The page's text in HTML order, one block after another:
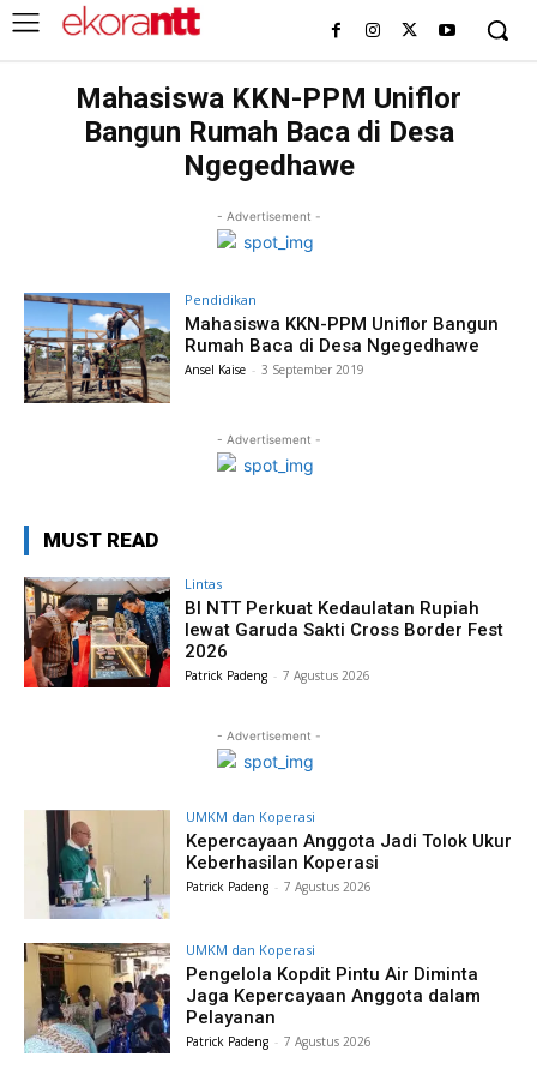
Mahasiswa KKN-PPM Uniflor
Bangun Rumah Baca di Desa
Ngegedhawe
- Advertisement -
Pendidikan
Mahasiswa KKN-PPM Uniflor Bangun
Rumah Baca di Desa Ngegedhawe
Ansel Kaise - 3 September 2019
- Advertisement -
MUST READ
Lintas
BI NTT Perkuat Kedaulatan Rupiah
lewat Garuda Sakti Cross Border Fest
2026
Patrick Padeng - 7 Agustus 2026
- Advertisement -
UMKM dan Koperasi
Kepercayaan Anggota Jadi Tolok Ukur
Keberhasilan Koperasi
Patrick Padeng - 7 Agustus 2026
UMKM dan Koperasi
Pengelola Kopdit Pintu Air Diminta
Jaga Kepercayaan Anggota dalam
Pelayanan
Patrick Padeng - 7 Agustus 2026